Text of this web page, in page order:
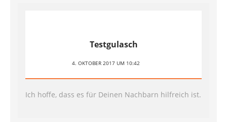
Testgulasch
4. OKTOBER 2017 UM 10:42
Ich hoffe, dass es für Deinen Nachbarn hilfreich ist.